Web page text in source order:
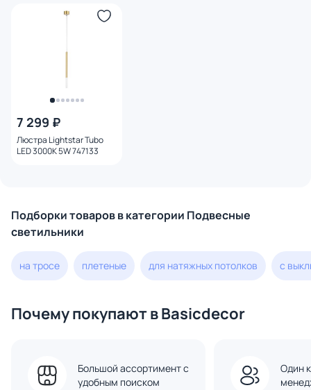
7 299 ₽
Люстра Lightstar Tubo
LED 3000K 5W 747133
Подборки товаров в категории Подвесные
светильники
на тросе плетеные для натяжных потолков с
Почему покупают в Basicdecor
Большой ассортимент с
удобным поиском
Один